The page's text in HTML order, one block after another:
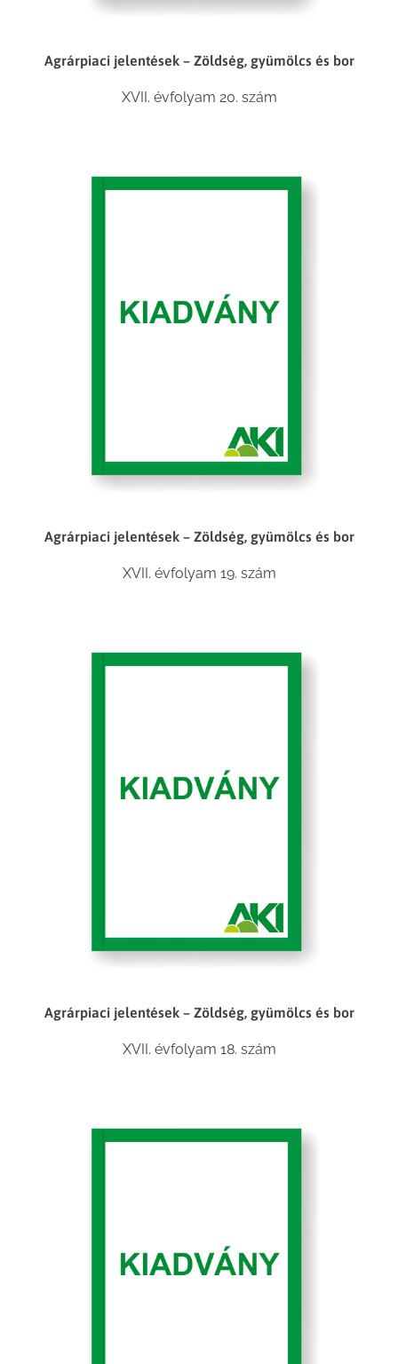
Agrárpiaci jelentések – Zöldség, gyümölcs és bor
XVII. évfolyam 20. szám
Agrárpiaci jelentések – Zöldség, gyümölcs és bor
XVII. évfolyam 19. szám
Agrárpiaci jelentések – Zöldség, gyümölcs és bor
XVII. évfolyam 18. szám